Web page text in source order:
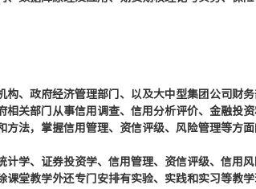
、政府经济管理部门、以及大中型集团公司财
关部门从事信用调查、信用分析评价、金融投
法，掌握信用管理、资信评级、风险管理等方
学、证券投资学、信用管理、资信评级、信用
堂教学外还专门安排有实验、实践和实习等教学